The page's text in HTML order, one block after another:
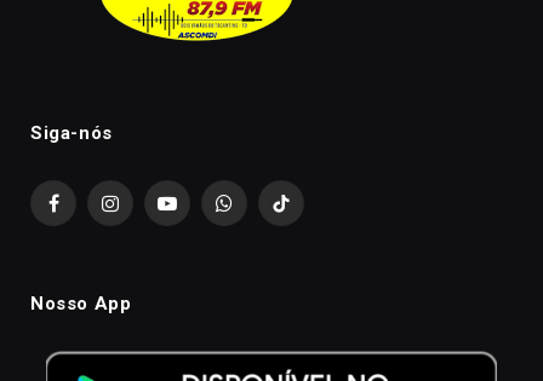
Siga-nós
FacebookInstagramYouTubeWhatsAppTikTok
Nosso App